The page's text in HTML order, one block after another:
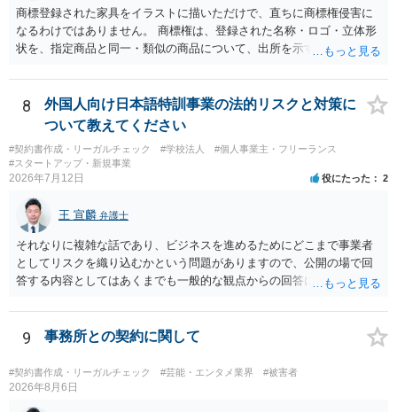
商標登録された家具をイラストに描いただけで、直ちに商標権侵害に
なるわけではありません。 商標権は、登録された名称・ロゴ・立体形
状を、指定商品と同一・類似の商品について、出所を示す表示として
て描くにとどまる場合は、通常、商標権侵害にはなりにくいと考えら
れます。 ただし、家具名や特徴的な形状を商品名・広告に大きく表示
し、公式商品やライセンス商品と誤認させる販売方法であれば、商標
権や不正競争防止法上の問題が生じ得ます。家具のデザインに著作権
が認められる場合は、著作権も別途問題となります。 無料のSNS投稿
やプレゼントでも、著作権侵害は成立し得ます。商標権については、
日本の商標権は原則として日本国内にのみ効力を持ちます。外国で販
売する場合は、販売国の商標・意匠等を確認する必要があります。 他
の作家の例は、許諾を得ている、権利が消滅している、侵害に当たら
ない、又は単に権利行使されていないなど、様々な可能性がありま
す。他人が販売していることだけでは、適法とは判断できません。
8
外国人向け日本語特訓事業の法的リスクと対策に
ついて教えてください
#契約書作成・リーガルチェック #学校法人
#個人事業主・フリーランス
#スタートアップ・新規事業
2026年7月12日 役にたった 2
王 宣麟 弁護士
それなりに複雑な話であり、ビジネスを進めるためにどこまで事業者
としてリスクを織り込むかという問題がありますので、公開の場で回
答する内容としてはあくまでも一般的な観点からの回答になります
授業・言語コーチング」と明確に位置付け、サーフィンや農業体験、
工場見学等のアクティビティは、旅行商品ではなく授業に付随した無
等の契約主体および支払は常にクライアント本人と事業者の間で完結
させ、日本語講師は予約手続や支払の代理・媒介・取次・窓口を担わ
ないこと。 ・利用規約・免責条項では、①講師は旅行業者ではなく運
9 事務所との契約に関して
#契約書作成・リーガルチェック #芸能・エンタメ業界 #被害者
2026年8月6日